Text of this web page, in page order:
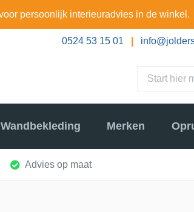
persoonlijk interieuradvies in de winkel.
0524 53 15 01
Wandbekleding Merken
Advies op maat